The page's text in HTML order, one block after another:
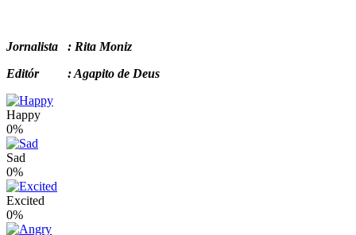
Jornalista : Rita Moniz
Editór : Agapito de Deus
Happy
0%
Sad
0%
Excited
0%